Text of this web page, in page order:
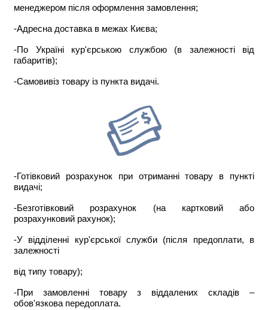
менеджером після оформлення замовлення;
-Адресна доставка в межах Києва;
-По Україні кур'єрською службою (в залежності від
габаритів);
-Самовивіз товару із пункта видачі.
-Готівковий розрахунок при отриманні товару в пункті
видачі;
-Безготівковий розрахунок (на картковий або
розрахунковий рахунок);
-У відділенні кур'єрської служби (після предоплати, в
залежності
від типу товару);
-При замовленні товару з віддалених складів –
обов'язкова передоплата.